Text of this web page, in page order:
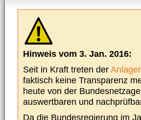
Hinweis vom 3. Jan. 2016:
Seit in Kraft treten der
faktisch keine Transparenz
heute von der
auswertbaren und
Da die Bundesregierung im